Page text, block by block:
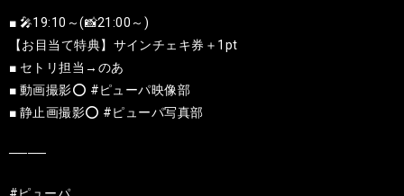
■ 🎤19:10～(📸21:00～)
【お目当て特典】サインチェキ券＋1pt
■ セトリ担当→のあ
■ 動画撮影️️⭕️ #ピューパ映像部
■ 静止画撮影️️️️️⭕️ #ピューパ写真部
────